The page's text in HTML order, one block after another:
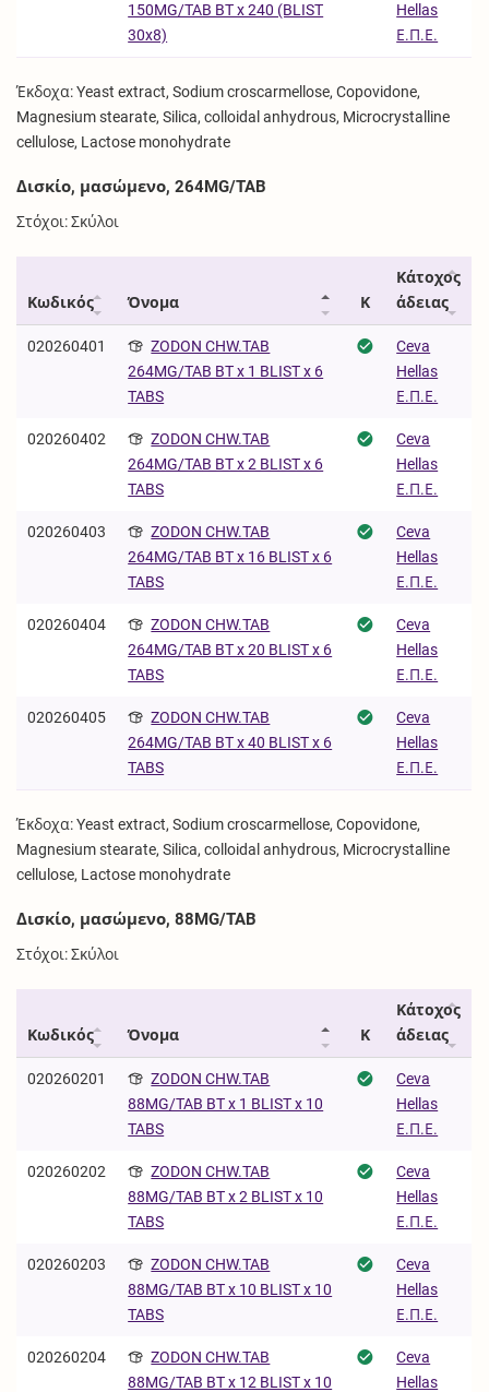
150MG/TAB BT x 240 (BLIST
30x8)
Hellas
Ε.Π.Ε.
Έκδοχα: Yeast extract, Sodium croscarmellose, Copovidone,
Magnesium stearate, Silica, colloidal anhydrous, Microcrystalline
cellulose, Lactose monohydrate
Δισκίο, μασώμενο, 264MG/TAB
Στόχοι: Σκύλοι
Κωδικός Όνομα Κ
Κάτοχος
άδειας
020260401
ZODON CHW.TAB
264MG/TAB BT x 1 BLIST x 6
TABS
Ceva
Hellas
Ε.Π.Ε.
020260402
ZODON CHW.TAB
264MG/TAB BT x 2 BLIST x 6
TABS
Ceva
Hellas
Ε.Π.Ε.
020260403
ZODON CHW.TAB
264MG/TAB BT x 16 BLIST x 6
TABS
Ceva
Hellas
Ε.Π.Ε.
020260404
ZODON CHW.TAB
264MG/TAB BT x 20 BLIST x 6
TABS
Ceva
Hellas
Ε.Π.Ε.
020260405
ZODON CHW.TAB
264MG/TAB BT x 40 BLIST x 6
TABS
Ceva
Hellas
Ε.Π.Ε.
Έκδοχα: Yeast extract, Sodium croscarmellose, Copovidone,
Magnesium stearate, Silica, colloidal anhydrous, Microcrystalline
cellulose, Lactose monohydrate
Δισκίο, μασώμενο, 88MG/TAB
Στόχοι: Σκύλοι
Κωδικός Όνομα Κ
Κάτοχος
άδειας
020260201
ZODON CHW.TAB
88MG/TAB BT x 1 BLIST x 10
TABS
Ceva
Hellas
Ε.Π.Ε.
020260202
ZODON CHW.TAB
88MG/TAB BT x 2 BLIST x 10
TABS
Ceva
Hellas
Ε.Π.Ε.
020260203
ZODON CHW.TAB
88MG/TAB BT x 10 BLIST x 10
TABS
Ceva
Hellas
Ε.Π.Ε.
020260204
ZODON CHW.TAB
88MG/TAB BT x 12 BLIST x 10
Ceva
Hellas